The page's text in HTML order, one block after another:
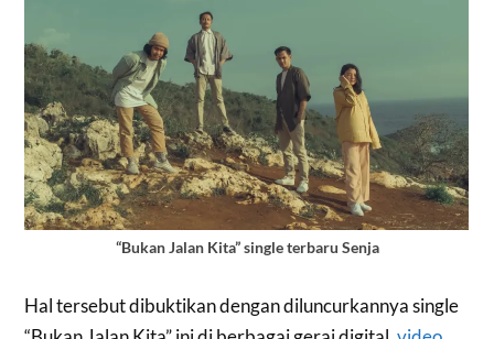
“Bukan Jalan Kita” single terbaru Senja
Hal tersebut dibuktikan dengan diluncurkannya single